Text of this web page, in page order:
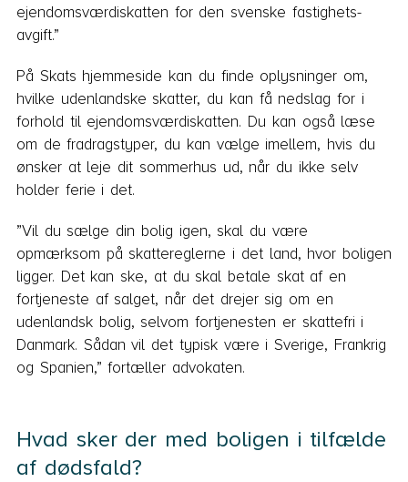
ejendomsværdiskatten for den svenske fastighets-
avgift.”
På Skats hjemmeside kan du finde oplysninger om,
hvilke udenlandske skatter, du kan få nedslag for i
forhold til ejendomsværdiskatten. Du kan også læse
om de fradragstyper, du kan vælge imellem, hvis du
ønsker at leje dit sommerhus ud, når du ikke selv
holder ferie i det.
”Vil du sælge din bolig igen, skal du være
opmærksom på skattereglerne i det land, hvor boligen
ligger. Det kan ske, at du skal betale skat af en
fortjeneste af salget, når det drejer sig om en
udenlandsk bolig, selvom fortjenesten er skattefri i
Danmark. Sådan vil det typisk være i Sverige, Frankrig
og Spanien,” fortæller advokaten.
Hvad sker der med boligen i tilfælde
af dødsfald?